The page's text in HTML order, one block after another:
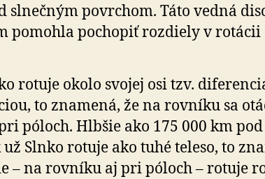
slnečným povrchom. Táto vedná
pomohla pochopiť rozdiely v rotácii
rotuje okolo svojej osi tzv.
to znamená, že na rovníku sa
póloch. Hlbšie ako 175 000 km
už Slnko rotuje ako tuhé teleso, to
– na rovníku aj pri póloch – rotuje